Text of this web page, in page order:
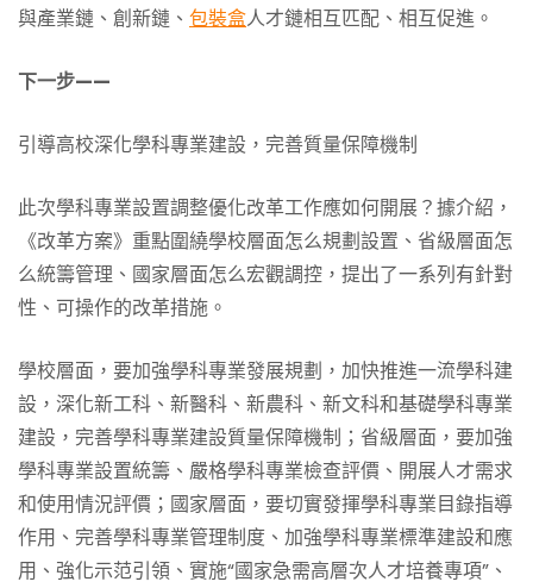
與產業鏈、創新鏈、 包裝盒人才鏈相互匹配、相互促進。
下一步——
引導高校深化學科專業建設，完善質量保障機制
此次學科專業設置調整優化改革工作應如何開展？據介紹，
《改革方案》重點圍繞學校層面怎么規劃設置、省級層面怎
么統籌管理、國家層面怎么宏觀調控，提出了一系列有針對
性、可操作的改革措施。
學校層面，要加強學科專業發展規劃，加快推進一流學科建
設，深化新工科、新醫科、新農科、新文科和基礎學科專業
建設，完善學科專業建設質量保障機制；省級層面，要加強
學科專業設置統籌、嚴格學科專業檢查評價、開展人才需求
和使用情況評價；國家層面，要切實發揮學科專業目錄指導
作用、完善學科專業管理制度、加強學科專業標準建設和應
用、強化示范引領、實施“國家急需高層次人才培養專項”、